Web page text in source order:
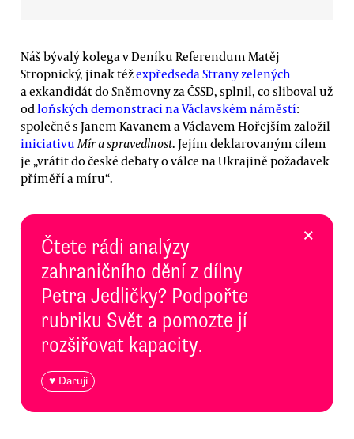
Náš bývalý kolega v Deníku Referendum Matěj
Stropnický, jinak téžexpředseda Strany zelených
a exkandidát do Sněmovny za ČSSD, splnil, co sliboval už
odloňských demonstrací na Václavském náměstí:
společně s Janem Kavanem a Václavem Hořejším založil
iniciativu Mír a spravedlnost. Jejím deklarovaným cílem
je „vrátit do české debaty o válce na Ukrajině požadavek
příměří a míru“.
Čtete rádi analýzy
zahraničního dění z dílny
Petra Jedličky? Podpořte
rubriku Svět a pomozte jí
rozšiřovat kapacity.
♥ Daruji
×